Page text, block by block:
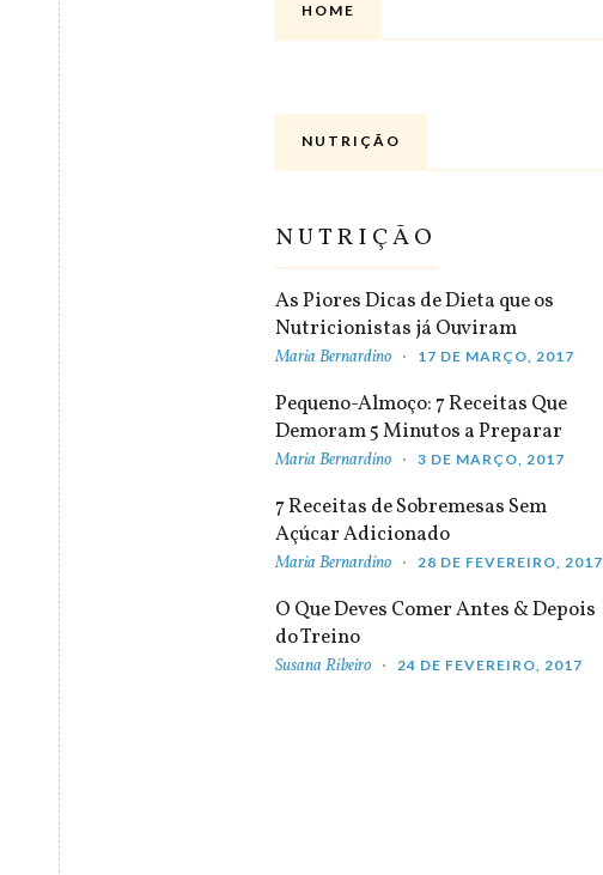
HOME
NUTRIÇÃO
NUTRIÇÃO
As Piores Dicas de Dieta que os
Nutricionistas já Ouviram
Maria Bernardino 17 DE MARÇO, 2017
Pequeno-Almoço: 7 Receitas Que
Demoram 5 Minutos a Preparar
Maria Bernardino 3 DE MARÇO, 2017
7 Receitas de Sobremesas Sem
Açúcar Adicionado
Maria Bernardino 28 DE FEVEREIRO, 2017
O Que Deves Comer Antes & Depois
do Treino
Susana Ribeiro 24 DE FEVEREIRO, 2017